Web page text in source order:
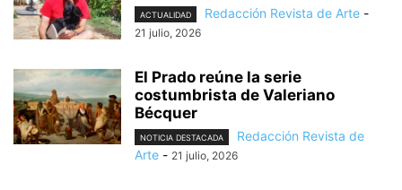
ACTUALIDAD Redacción Revista de Arte -
21 julio, 2026
El Prado reúne la serie
costumbrista de Valeriano
Bécquer
NOTICIA DESTACADA
Redacción Revista de
Arte - 21 julio, 2026